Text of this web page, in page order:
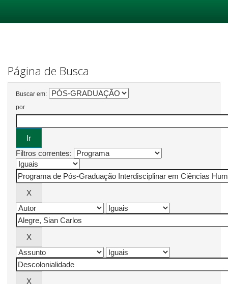
Página de Busca
Buscar em:
por
Filtros correntes: